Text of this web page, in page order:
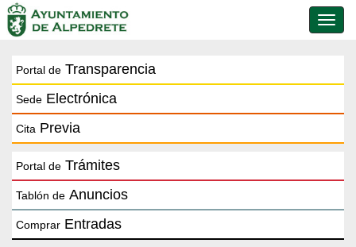
de
Portal de Transparencia
Sede Electrónica
Cita Previa
Portal de Trámites
Tablón de Anuncios
Comprar Entradas